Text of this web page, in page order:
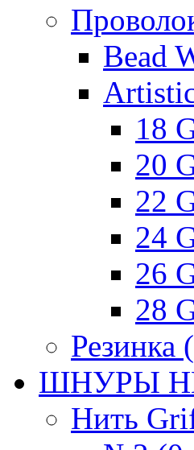
Bead
18
20
22
24
26
28
Резинка
ШНУРЫ
Нить